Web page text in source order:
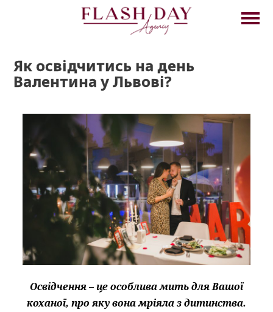
Як освідчитись на день
Валентина у Львові?
Освідчення – це особлива мить для Вашої
коханої, про яку вона мріяла з дитинства.